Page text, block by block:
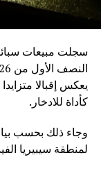
يعكس إقبالا
كأداة للادخار.
وجاء ذلك بحسب
لمنطقة سيبيريا